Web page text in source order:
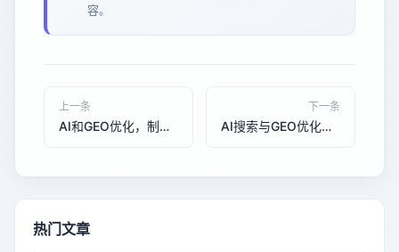
容。
上一条
AI和GEO优化，制造业数字化转型的省钱秘籍？2026年成本效益大揭秘
下一条
AI搜索与GEO优化：中小企业数字化转型的下一个增长引擎
热门文章